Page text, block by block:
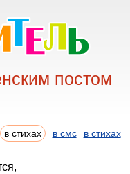
постом
в стихах в смс в стихах